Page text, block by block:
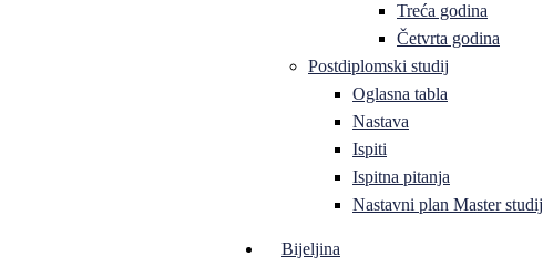
Treća godina
Četvrta godina
Postdiplomski studij
Oglasna tabla
Nastava
Ispiti
Ispitna pitanja
Nastavni plan Master studij
Bijeljina